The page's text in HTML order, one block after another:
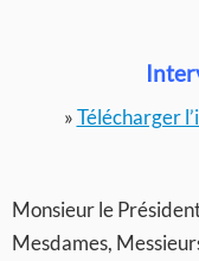
»Télécharger
Monsieur le
Mesdames,